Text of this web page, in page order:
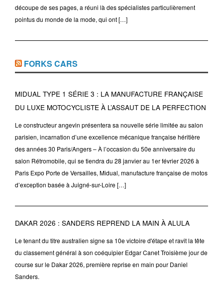
découpe de ses pages, a réuni là des spécialistes particulièrement
pointus du monde de la mode, qui ont […]
FORKS CARS
MIDUAL TYPE 1 SÉRIE 3 : LA MANUFACTURE FRANÇAISE
DU LUXE MOTOCYCLISTE À L’ASSAUT DE LA PERFECTION
Le constructeur angevin présentera sa nouvelle série limitée au salon
parisien, incarnation d’une excellence mécanique française héritière
des années 30 Paris/Angers – À l’occasion du 50e anniversaire du
salon Rétromobile, qui se tiendra du 28 janvier au 1er février 2026 à
Paris Expo Porte de Versailles, Midual, manufacture française de motos
d’exception basée à Juigné-sur-Loire […]
DAKAR 2026 : SANDERS REPREND LA MAIN À ALULA
Le tenant du titre australien signe sa 10e victoire d'étape et ravit la tête
du classement général à son coéquipier Edgar Canet Troisième jour de
course sur le Dakar 2026, première reprise en main pour Daniel
Sanders.